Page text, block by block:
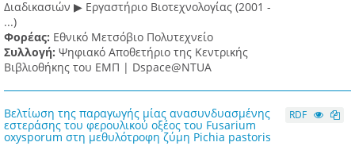
Διαδικασιών ▶ Εργαστήριο Βιοτεχνολογίας (2001 -
...)
Φορέας: Εθνικό Μετσόβιο Πολυτεχνείο
Συλλογή: Ψηφιακό Αποθετήριο της Κεντρικής
Βιβλιοθήκης του ΕΜΠ | Dspace@NTUA
Βελτίωση της παραγωγής μίας ανασυνδυασμένης
εστεράσης του φερουλικού οξέος του Fusarium
oxysporum στη μεθυλότροφη ζύμη Pichia pastoris
RDF